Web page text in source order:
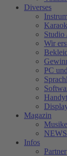
Diverses
Studio
Wir
PC
Magazin
Infos
Partner